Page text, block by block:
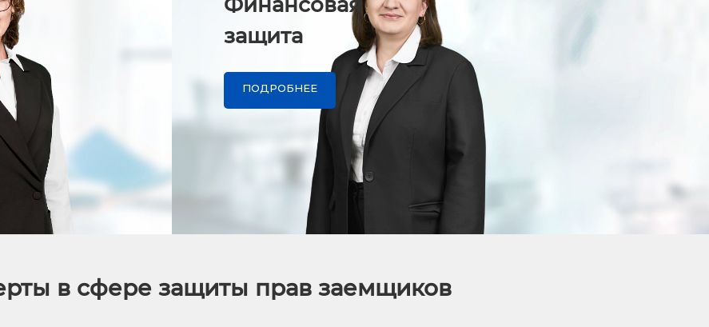
защита
ПОДРОБНЕЕ
в сфере защиты прав заемщиков